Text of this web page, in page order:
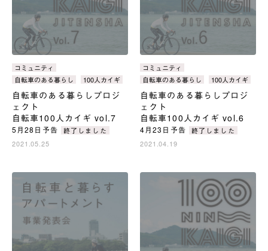
カ
テ
ゴ
リ：
タ
グ：
コミュニティ
自転車のある暮らし
100人カイギ
自転車のある暮らしプロジ
ェクト
自転車100人カイギ vol.7
5月28日予告
終了しました
2021.05.25
カ
テ
ゴ
リ：
タ
グ：
コミュニティ
自転車のある暮らし
100人カイギ
自転車のある暮らしプロジ
ェクト
自転車100人カイギ vol.6
4月23日予告
終了しました
2021.04.19